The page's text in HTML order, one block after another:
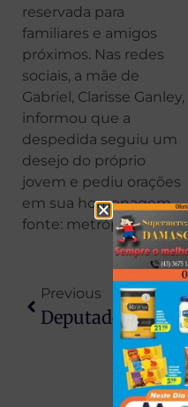
reservada para
familiares e amigos
próximos. Nas redes
sociais, a mãe de
Gabriel, Clarisse Ganley,
informou que a
despedida seguiu um
desejo do próprio
jovem e pediu orações
em sua homenagem.
fonte: metrópoles
Previous
Deputado Adriano José Propõe Redução De 50% Na Renovação Da CNH Para Pessoas Com Deficiência No Paraná